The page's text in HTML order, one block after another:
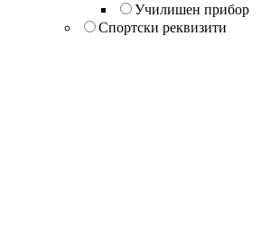
Училишен прибор
Спортски реквизити